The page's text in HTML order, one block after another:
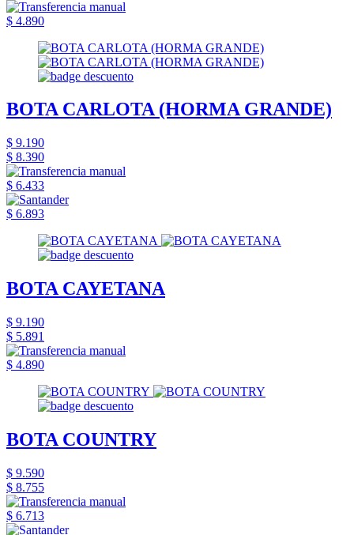
$ 4.890
BOTA CARLOTA (HORMA GRANDE)
$ 9.190
$ 8.390
$ 6.433
$ 6.893
BOTA CAYETANA
$ 9.190
$ 5.891
$ 4.890
BOTA COUNTRY
$ 9.590
$ 8.755
$ 6.713